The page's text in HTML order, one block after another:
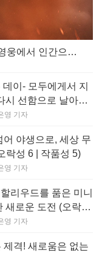
오디세이- IMAX로 부활한 고대 서사, 영웅에서 인간으로의 귀환 (오락성 9 | 작품성 9)
이- 모두에게서 지
시 선함으로 날아오
8)
영 기자
야생으로, 세상 무
락성 6 | 작품성 5)
영 기자
리우드를 품은 미니
도전 (오락성
영 기자
제격! 새로움은 없는